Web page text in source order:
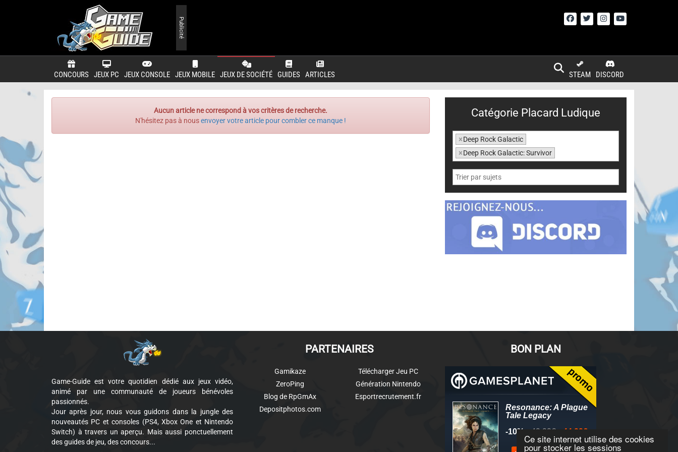
Ce site internet utilise des cookies
pour stocker les sessions
CONCOURS JEUX PC JEUX CONSOLE JEUX MOBILE JEUX DE SOCIÉTÉ GUIDES ARTICLES DISCORD
STEAM
Publicité
Aucun article ne correspond à vos critères de recherche.
N'hésitez pas à nousenvoyer votre article pour combler ce manque !
Catégorie Placard Ludique
×Deep Rock Galactic
×Deep Rock Galactic: Survivor
Game-Guide est votre quotidien dédié aux jeux vidéo,
animé par une communauté de joueurs bénévoles
passionnés.
Jour après jour, nous vous guidons dans la jungle des
nouveautés PC et consoles (PS4, Xbox One et Nintendo
Switch) à travers un aperçu. Mais aussi ponctuellement
des guides de jeu, des concours...
PARTENAIRES
Gamikaze
ZeroPing
Blog de RpGmAx
Depositphotos.com
Télécharger Jeu PC
Génération Nintendo
Esportrecrutement.fr
BON PLAN